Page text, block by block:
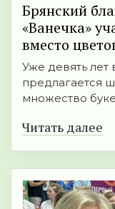
Брянский
«Ванечка»
вместо
Уже девять лет
предлагается
множество
Читать далее